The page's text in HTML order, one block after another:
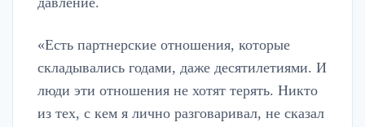
«Есть партнерские отношения, которые
складывались годами, даже десятилетиями. И
люди эти отношения не хотят терять. Никто
из тех, с кем я лично разговаривал, не сказал